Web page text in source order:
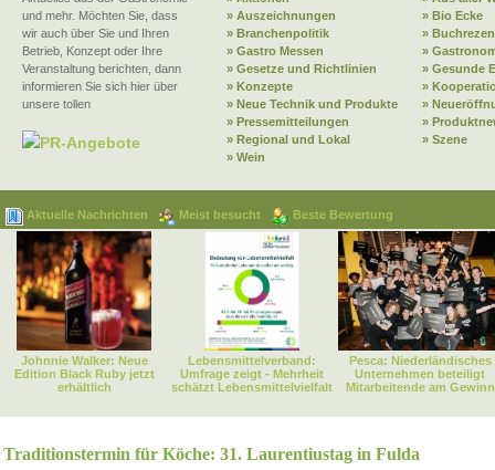
und mehr. Möchten Sie, dass
wir auch über Sie und Ihren
Betrieb, Konzept oder Ihre
Veranstaltung berichten, dann
informieren Sie sich hier über
unsere tollen
PR-Angebote
» Auszeichnungen
» Bio Ecke
» Branchenpolitik
»
» Gastro Messen
»
» Gesetze und Richtlinien
» Gesunde
» Konzepte
»
» Neue Technik und Produkte
»
» Pressemitteilungen
»
» Regional und Lokal
» Szene
» Wein
Aktuelle Nachrichten Meist besucht Beste Bewertung
Johnnie Walker: Neue
Edition Black Ruby jetzt
erhältlich
Lebensmittelverband:
Umfrage zeigt - Mehrheit
schätzt Lebensmittelvielfalt
Pesca: Niederländisches
Unternehmen beteiligt
Mitarbeitende am Gewinn
Traditionstermin für Köche: 31. Laurentiustag in Fulda